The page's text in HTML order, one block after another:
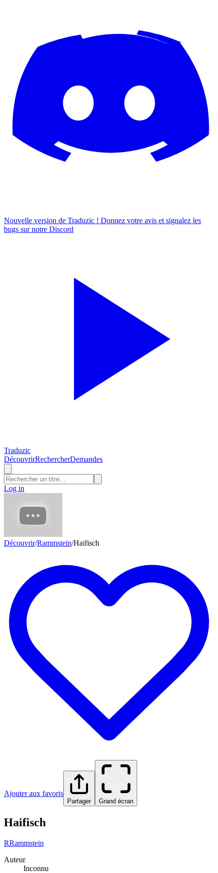
Nouvelle version de Traduzic ! Donnez votre avis et signalez les
bugs sur notre Discord
Traduzic
DécouvrirRechercherDemandes
Log in
Découvrir/Rammstein/Haifisch
Ajouter aux favoris
Partager Grand écran
Haifisch
RRammstein
Auteur
Inconnu